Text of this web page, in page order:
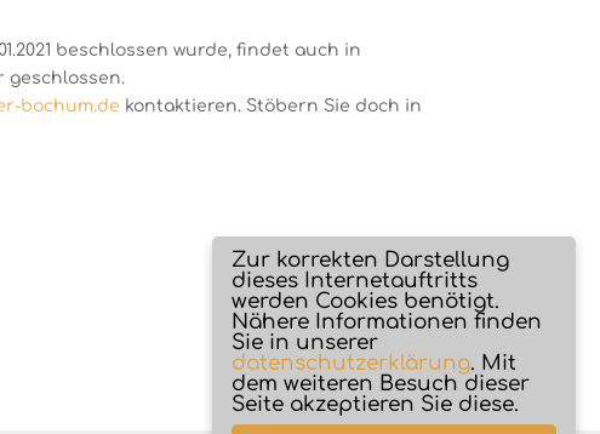
beschlossen wurde, findet auch in
geschlossen.
bochum.de kontaktieren. Stöbern Sie doch in
Zur korrekten Darstellung
dieses Internetauftritts
werden Cookies benötigt.
Nähere Informationen finden
Sie in unserer
datenschutzerklärung. Mit
dem weiteren Besuch dieser
Seite akzeptieren Sie diese.